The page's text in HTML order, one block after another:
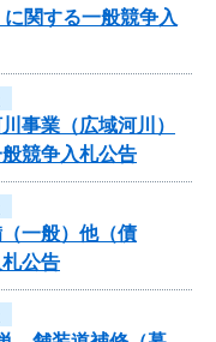
関する一般競争入
事業（広域河川）
競争入札公告
一般）他（債
公告